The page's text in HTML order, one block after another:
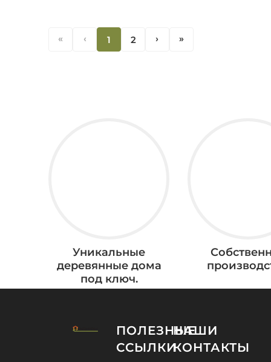
« ‹ 1 2 ‹ «
Уникальные
деревянные дома
под ключ.
ПОЛЕЗНЫЕ
ССЫЛКИ
НАШИ
КОНТАКТЫ